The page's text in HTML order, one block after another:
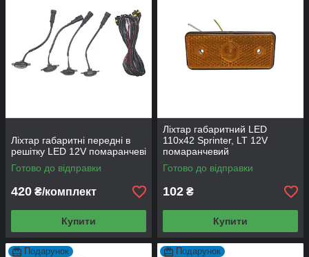
Ліхтар габаритні передні в
решітку LED 12V помаранчеві
Готово до відправки
420 ₴/комплект
Купити
Ліхтар габаритний LED
110х42 Sprinter, LT 12V
помаранчевий
Готово до відправки
102 ₴
Купити
Подарунок Подарунок